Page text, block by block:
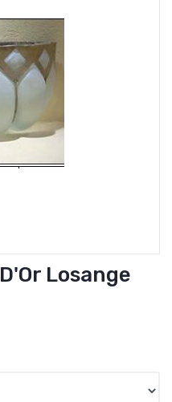
Losange